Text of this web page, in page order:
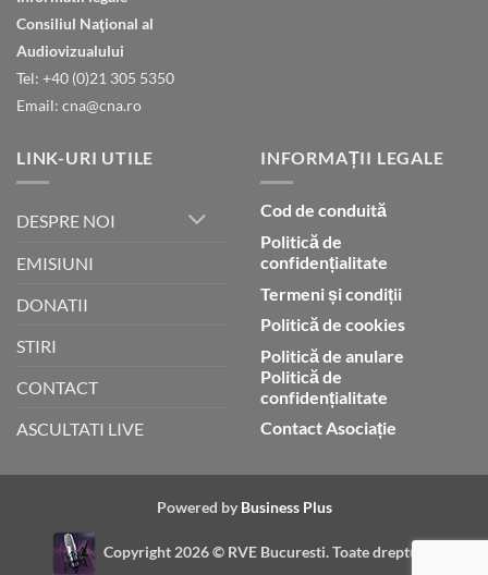
Consiliul Naţional al
Audiovizualului
Tel: +40 (0)21 305 5350
Email: cna@cna.ro
LINK-URI UTILE
DESPRE NOI
EMISIUNI
DONATII
STIRI
CONTACT
ASCULTATI LIVE
INFORMAȚII LEGALE
Cod de conduită
Politică de
confidențialitate
Termeni și condiții
Politică de cookies
Politică de anulare
Politică de
confidențialitate
Contact Asociație
Powered by Business Plus
Copyright 2026 © RVE Bucuresti. Toate drepturile